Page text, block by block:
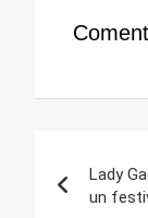
de
Lady
un